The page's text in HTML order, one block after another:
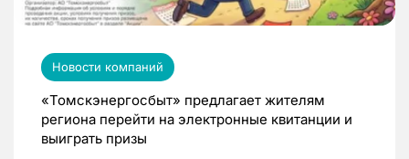
Новости компаний
«Томскэнергосбыт» предлагает жителям
региона перейти на электронные квитанции и
выиграть призы